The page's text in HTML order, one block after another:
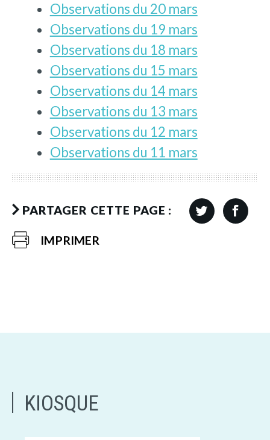
Observations du 20 mars
Observations du 19 mars
Observations du 18 mars
Observations du 15 mars
Observations du 14 mars
Observations du 13 mars
Observations du 12 mars
Observations du 11 mars
PARTAGER CETTE PAGE :
IMPRIMER
KIOSQUE